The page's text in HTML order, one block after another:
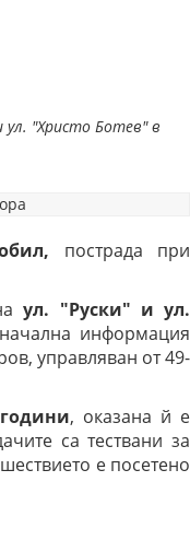
"Христо Ботев" в
пострада при
ул. "Руски" и ул.
информация
управляван от 49-
, оказана й е
са тествани за
е посетено